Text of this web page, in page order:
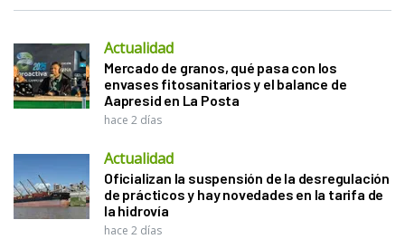
Actualidad
Mercado de granos, qué pasa con los
envases fitosanitarios y el balance de
Aapresid en La Posta
hace 2 días
Actualidad
Oficializan la suspensión de la desregulación
de prácticos y hay novedades en la tarifa de
la hidrovía
hace 2 días